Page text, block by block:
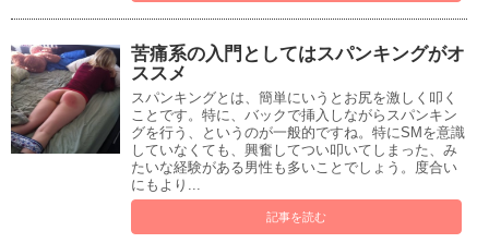
苦痛系の入門としてはスパンキングがオ
ススメ
スパンキングとは、簡単にいうとお尻を激しく叩く
ことです。特に、バックで挿入しながらスパンキン
グを行う、というのが一般的ですね。特にSMを意識
していなくても、興奮してつい叩いてしまった、み
たいな経験がある男性も多いことでしょう。度合い
にもより...
記事を読む